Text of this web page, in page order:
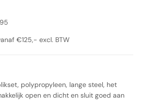
€125,- excl. BTW
polypropyleen, lange steel, het
open en dicht en sluit goed aan